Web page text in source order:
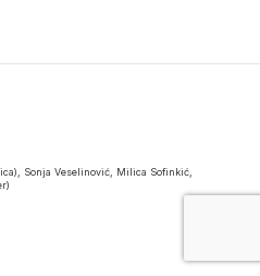
Sonja Veselinović, Milica Sofinkić,